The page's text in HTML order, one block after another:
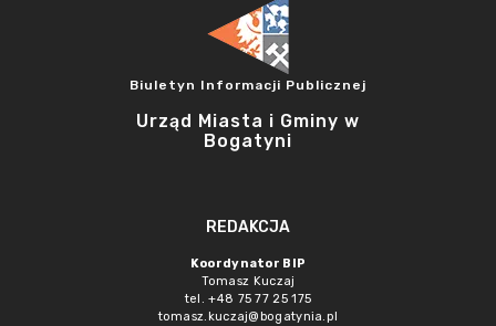
Biuletyn Informacji Publicznej
Urząd Miasta i Gminy w
Bogatyni
REDAKCJA
Koordynator BIP
Tomasz Kuczaj
tel. +48 75 77 25 175
tomasz.kuczaj@bogatynia.pl